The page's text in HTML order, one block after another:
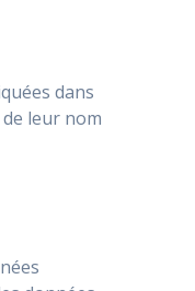
dans
leur nom